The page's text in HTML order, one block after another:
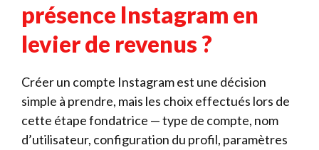
présence Instagram en
levier de revenus ?
Créer un compte Instagram est une décision
simple à prendre, mais les choix effectués lors de
cette étape fondatrice — type de compte, nom
d’utilisateur, configuration du profil, paramètres